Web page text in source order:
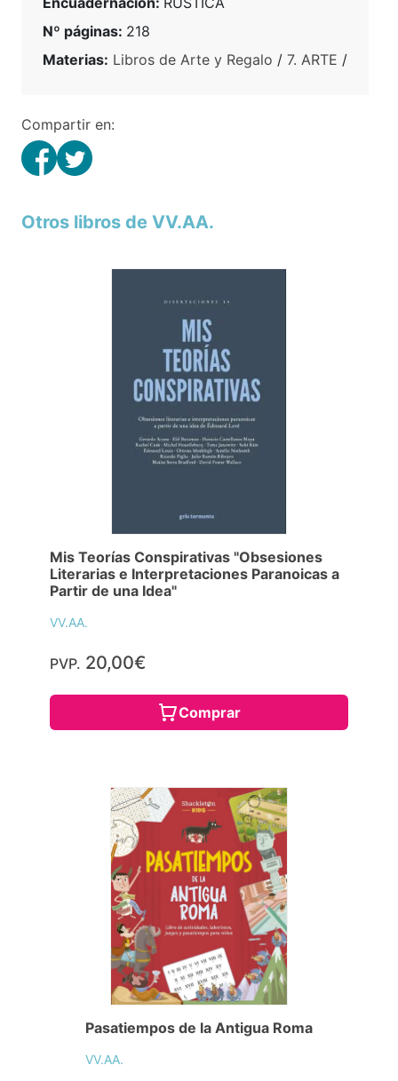
Nº páginas: 218
Materias: Libros de Arte y Regalo / 7. ARTE /
Compartir en:
Otros libros de VV.AA.
Mis Teorías Conspirativas "Obsesiones
Literarias e Interpretaciones Paranoicas a
Partir de una Idea"
VV.AA.
PVP. 20,00€
Comprar
Pasatiempos de la Antigua Roma
VV.AA.